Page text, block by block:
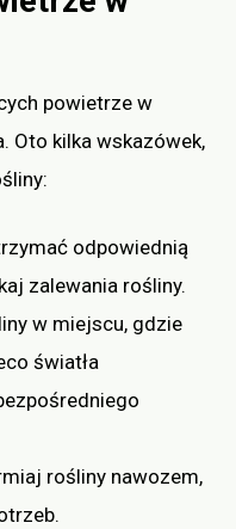
powietrze w
Oto kilka wskazówek,
odpowiednią
zalewania rośliny.
w miejscu, gdzie
światła
rośliny nawozem,